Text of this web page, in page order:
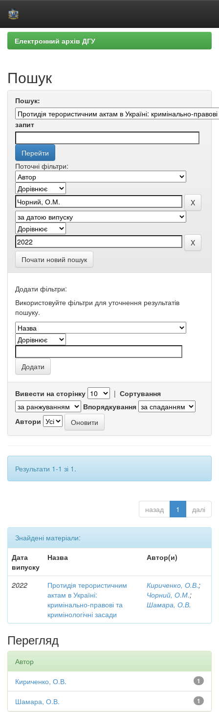
Skip
navigation
Електронний архів ДГУ
Пошук
Пошук:
запит
Поточні фільтри:
Почати новий пошук
Додати фільтри:
Використовуйте фільтри для уточнення результатів
пошуку.
Вивести на сторінку | Сортування
Впорядкування
Автори
Результати 1-1 зі 1.
назад 1 далі
Знайдені матеріали:
Дата
випуску
Назва Автор(и)
2022
Протидія терористичним
актам в Україні:
кримінально-правові та
кримінологічні засади
Кириченко, О.В.;
Чорний, О.М.;
Шамара, О.В.
Перегляд
Автор
1
Кириченко, О.В.
1
Шамара, О.В.